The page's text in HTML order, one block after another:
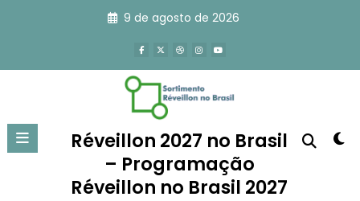
9 de agosto de 2026
Réveillon 2027 no Brasil
– Programação
Réveillon no Brasil 2027